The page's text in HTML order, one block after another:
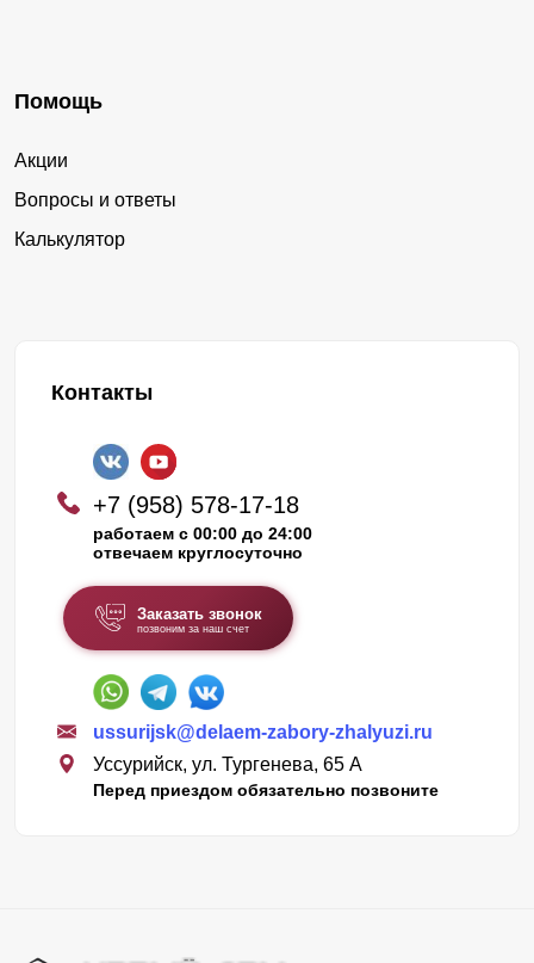
Помощь
Акции
Вопросы и ответы
Калькулятор
Контакты
+7 (958) 578-17-18
работаем с 00:00 до 24:00
отвечаем круглосуточно
Заказать звонок
позвоним за наш счет
ussurijsk@delaem-zabory-zhalyuzi.ru
Уссурийск, ул. Тургенева, 65 А
Перед приездом обязательно позвоните